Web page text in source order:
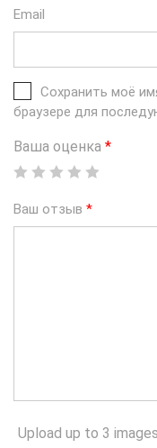
Email
Сохранить моё
браузере для
Ваша оценка *
Ваш отзыв *
Upload up to 3